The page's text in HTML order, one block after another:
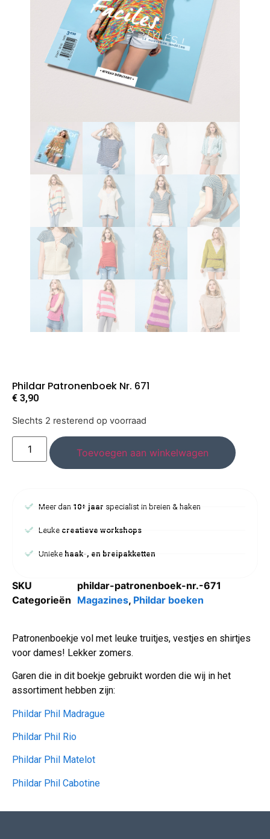
Phildar Patronenboek Nr. 671
€ 3,90
Slechts 2 resterend op voorraad
Toevoegen aan winkelwagen
Meer dan 10+ jaar specialist in breien & haken
Leuke creatieve workshops
Uniekehaak-, en breipakketten
SKU
phildar-patronenboek-nr.-671
Categorieën Magazines, Phildar boeken
Patronenboekje vol met leuke truitjes, vestjes en shirtjes
voor dames! Lekker zomers.
Garen die in dit boekje gebruikt worden die wij in het
assortiment hebben zijn:
Phildar Phil Madrague
Phildar Phil Rio
Phildar Phil Matelot
Phildar Phil Cabotine